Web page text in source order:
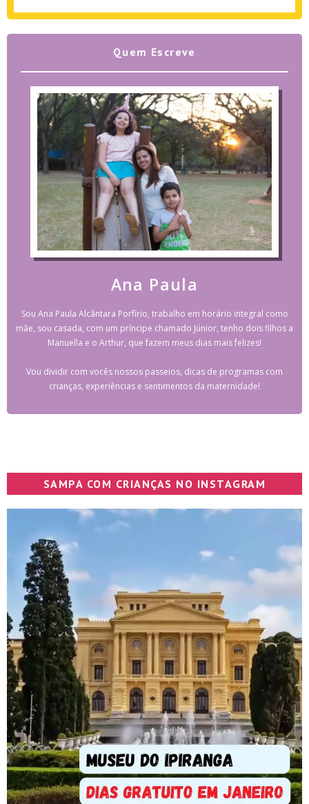
Quem Escreve
Ana Paula
Sou Ana Paula Alcântara Porfírio, trabalho em horário integral como
mãe, sou casada, com um príncipe chamado Júnior, tenho dois filhos a
Manuella e o Arthur, que fazem meus dias mais felizes!
Vou dividir com vocês nossos passeios, dicas de programas com
crianças, experiências e sentimentos da maternidade!
SAMPA COM CRIANÇAS NO INSTAGRAM